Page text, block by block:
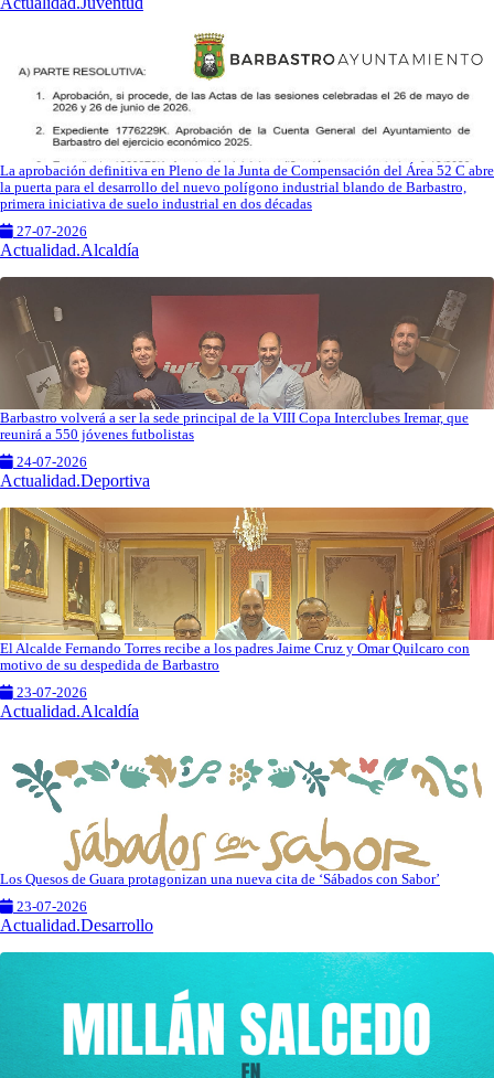
La aprobación definitiva en Pleno de la Junta de Compensación del Área 52 C abre
la puerta para el desarrollo del nuevo polígono industrial blando de Barbastro,
primera iniciativa de suelo industrial en dos décadas
27-07-2026
Actualidad.Alcaldía
Barbastro volverá a ser la sede principal de la VIII Copa Interclubes Iremar, que
reunirá a 550 jóvenes futbolistas
24-07-2026
Actualidad.Deportiva
El Alcalde Fernando Torres recibe a los padres Jaime Cruz y Omar Quilcaro con
motivo de su despedida de Barbastro
23-07-2026
Actualidad.Alcaldía
Los Quesos de Guara protagonizan una nueva cita de ‘Sábados con Sabor’
23-07-2026
Actualidad.Desarrollo